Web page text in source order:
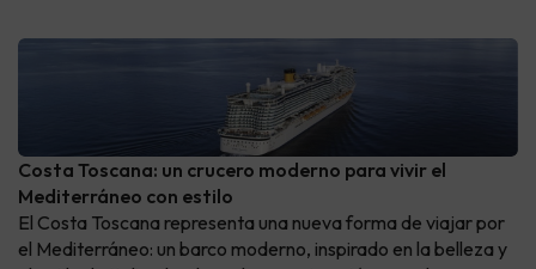
Costa Toscana: un crucero moderno para vivir el
Mediterráneo con estilo
El Costa Toscana representa una nueva forma de viajar por
el Mediterráneo: un barco moderno, inspirado en la belleza y